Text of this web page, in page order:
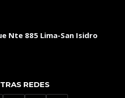
Nte 885 Lima-San Isidro
REDES